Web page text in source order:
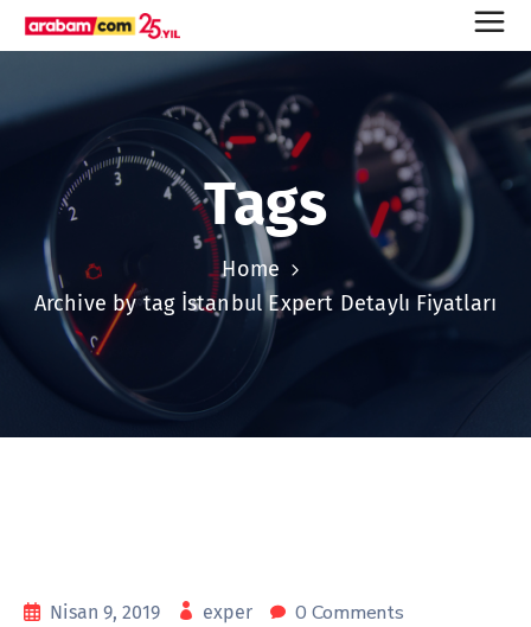
Tags
Home
Archive by tag İstanbul Expert Detaylı Fiyatları
Nisan 9, 2019 exper 0 Comments